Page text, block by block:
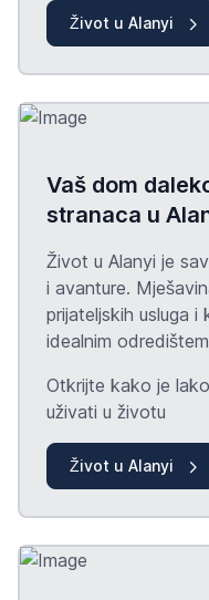
Život u Alanyi
Vaš dom
stranaca u
Život u Alanyi je
i avanture.
prijateljskih usluga i
idealnim
Otkrijte kako je
uživati u životu
Život u Alanyi